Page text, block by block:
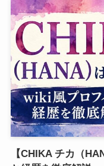
【CHIKA チカ（